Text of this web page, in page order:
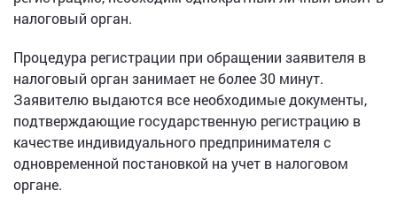
налоговый орган.
Процедура регистрации при обращении заявителя в
налоговый орган занимает не более 30 минут.
Заявителю выдаются все необходимые документы,
подтверждающие государственную регистрацию в
качестве индивидуального предпринимателя с
одновременной постановкой на учет в налоговом
органе.